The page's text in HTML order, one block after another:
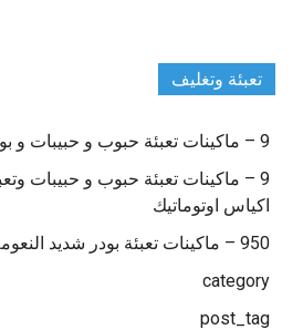
تعبئة وتغليف
9 – ماكينات تعبئة حبوب و حبيبات و بودر شديد النعومة
9 – ماكينات تعبئة حبوب و حبيبات
اكياس اوتوماتيك
950 – ماكينات تعبئة بودر شديد النعومة في اكياس اوتوماتيك
category
post_tag